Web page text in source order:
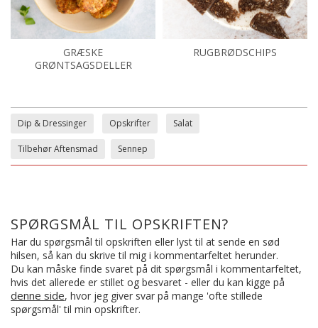
GRÆSKE
GRØNTSAGSDELLER
RUGBRØDSCHIPS
Dip & Dressinger Opskrifter Salat
Tilbehør Aftensmad Sennep
SPØRGSMÅL TIL OPSKRIFTEN?
Har du spørgsmål til opskriften eller lyst til at sende en sød
hilsen, så kan du skrive til mig i kommentarfeltet herunder.
Du kan måske finde svaret på dit spørgsmål i kommentarfeltet,
hvis det allerede er stillet og besvaret - eller du kan kigge på
denne side, hvor jeg giver svar på mange 'ofte stillede
spørgsmål' til min opskrifter.